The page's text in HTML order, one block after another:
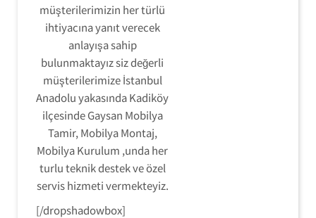
müşterilerimizin her türlü
ihtiyacına yanıt verecek
anlayışa sahip
bulunmaktayız siz değerli
müşterilerimize İstanbul
Anadolu yakasında Kadiköy
ilçesinde Gaysan Mobilya
Tamir, Mobilya Montaj,
Mobilya Kurulum ,unda her
turlu teknik destek ve özel
servis hizmeti vermekteyiz.
[/dropshadowbox]